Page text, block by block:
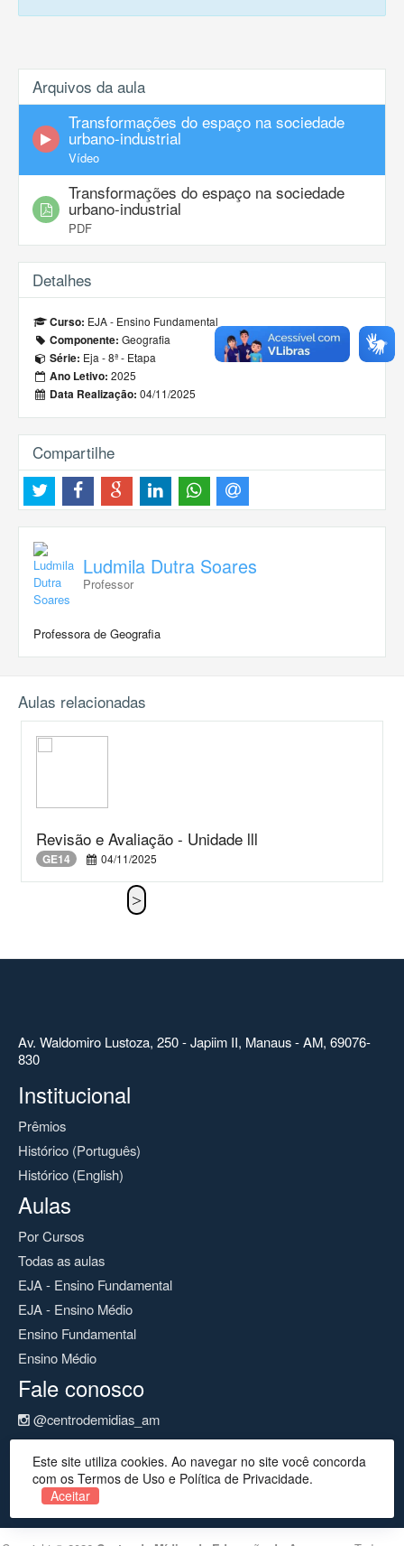
Arquivos da aula
Transformações do espaço na sociedade
urbano-industrial
Vídeo
Transformações do espaço na sociedade
urbano-industrial
PDF
Detalhes
Curso: EJA - Ensino Fundamental
Componente: Geografia
Série: Eja - 8ª - Etapa
Ano Letivo: 2025
Data Realização: 04/11/2025
Compartilhe
Ludmila Dutra Soares
Professor
Professora de Geografia
Aulas relacionadas
Revisão e Avaliação - Unidade lll
GE14 04/11/2025
Av. Waldomiro Lustoza, 250 - Japiim II, Manaus - AM, 69076-
830
Institucional
Prêmios
Histórico (Português)
Histórico (English)
Aulas
Por Cursos
Todas as aulas
EJA - Ensino Fundamental
EJA - Ensino Médio
Ensino Fundamental
Ensino Médio
Fale conosco
@centrodemidias_am
@centrodemidias
cemeam@seduc.net
Este site utiliza cookies. Ao navegar no site você concorda
com os Termos de Uso e Política de Privacidade.
Aceitar